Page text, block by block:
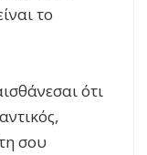
το
ότι
σου